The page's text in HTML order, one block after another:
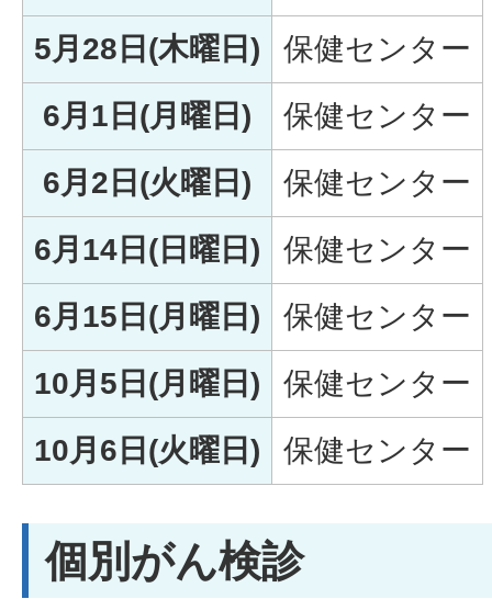
5月28日(木曜日)
保健センター
6月1日(月曜日)
保健センター
6月2日(火曜日)
保健センター
6月14日(日曜日)
保健センター
6月15日(月曜日)
保健センター
10月5日(月曜日)
保健センター
10月6日(火曜日)
保健センター
個別がん検診